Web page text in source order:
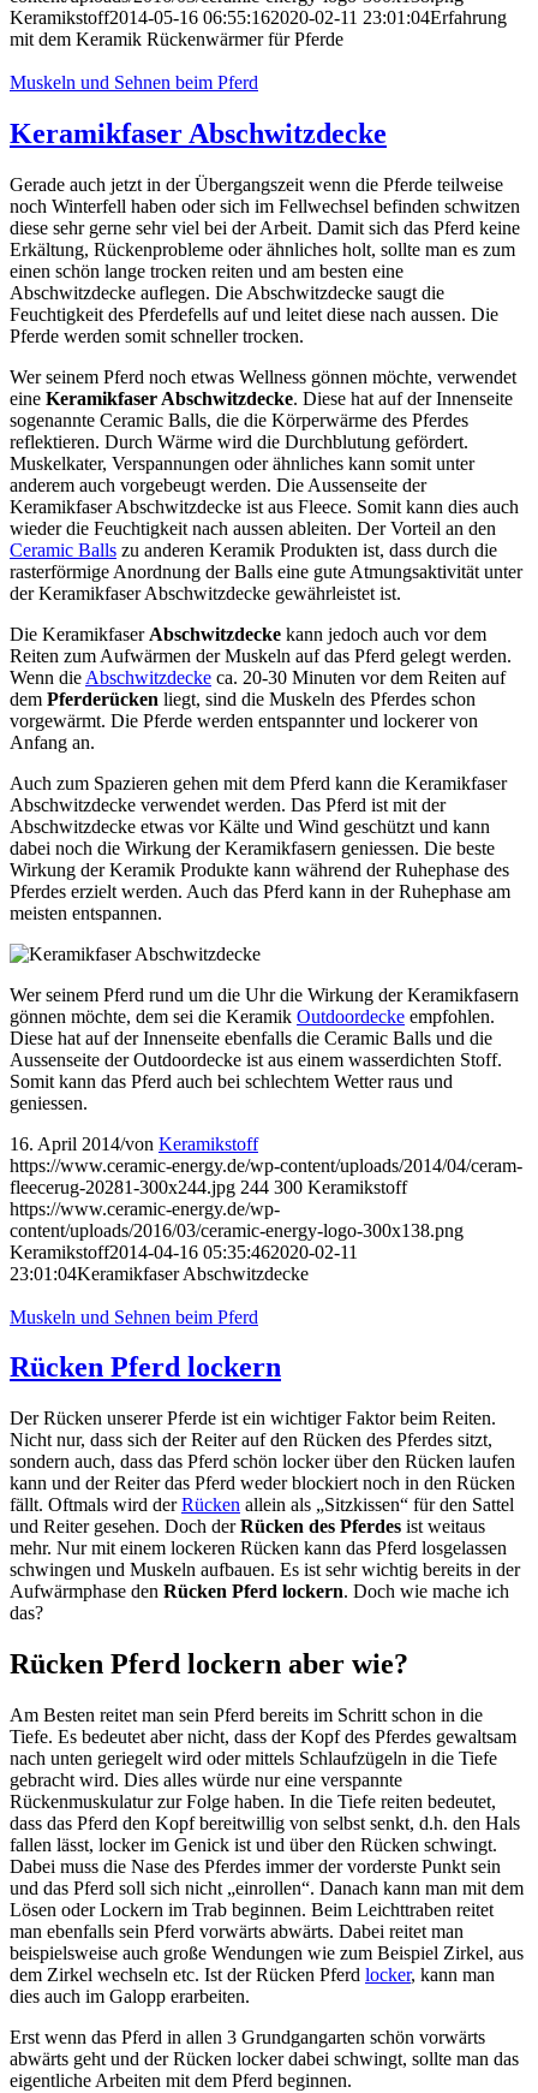
Keramikstoff2014-05-16 06:55:162020-02-11 23:01:04Erfahrung
mit dem Keramik Rückenwärmer für Pferde
Muskeln und Sehnen beim Pferd
Keramikfaser Abschwitzdecke
Gerade auch jetzt in der Übergangszeit wenn die Pferde teilweise
noch Winterfell haben oder sich im Fellwechsel befinden schwitzen
diese sehr gerne sehr viel bei der Arbeit. Damit sich das Pferd keine
Erkältung, Rückenprobleme oder ähnliches holt, sollte man es zum
einen schön lange trocken reiten und am besten eine
Abschwitzdecke auflegen. Die Abschwitzdecke saugt die
Feuchtigkeit des Pferdefells auf und leitet diese nach aussen. Die
Pferde werden somit schneller trocken.
Wer seinem Pferd noch etwas Wellness gönnen möchte, verwendet
eine Keramikfaser Abschwitzdecke. Diese hat auf der Innenseite
sogenannte Ceramic Balls, die die Körperwärme des Pferdes
reflektieren. Durch Wärme wird die Durchblutung gefördert.
Muskelkater, Verspannungen oder ähnliches kann somit unter
anderem auch vorgebeugt werden. Die Aussenseite der
Keramikfaser Abschwitzdecke ist aus Fleece. Somit kann dies auch
wieder die Feuchtigkeit nach aussen ableiten. Der Vorteil an den
Ceramic Balls zu anderen Keramik Produkten ist, dass durch die
rasterförmige Anordnung der Balls eine gute Atmungsaktivität unter
der Keramikfaser Abschwitzdecke gewährleistet ist.
Die Keramikfaser Abschwitzdecke kann jedoch auch vor dem
Reiten zum Aufwärmen der Muskeln auf das Pferd gelegt werden.
Wenn die Abschwitzdecke ca. 20-30 Minuten vor dem Reiten auf
dem Pferderücken liegt, sind die Muskeln des Pferdes schon
vorgewärmt. Die Pferde werden entspannter und lockerer von
Anfang an.
Auch zum Spazieren gehen mit dem Pferd kann die Keramikfaser
Abschwitzdecke verwendet werden. Das Pferd ist mit der
Abschwitzdecke etwas vor Kälte und Wind geschützt und kann
dabei noch die Wirkung der Keramikfasern geniessen. Die beste
Wirkung der Keramik Produkte kann während der Ruhephase des
Pferdes erzielt werden. Auch das Pferd kann in der Ruhephase am
meisten entspannen.
Wer seinem Pferd rund um die Uhr die Wirkung der Keramikfasern
gönnen möchte, dem sei die Keramik Outdoordecke empfohlen.
Diese hat auf der Innenseite ebenfalls die Ceramic Balls und die
Aussenseite der Outdoordecke ist aus einem wasserdichten Stoff.
Somit kann das Pferd auch bei schlechtem Wetter raus und
geniessen.
16. April 2014/von Keramikstoff
https://www.ceramic-energy.de/wp-content/uploads/2014/04/ceram-
fleecerug-20281-300x244.jpg 244 300 Keramikstoff
https://www.ceramic-energy.de/wp-
content/uploads/2016/03/ceramic-energy-logo-300x138.png
Keramikstoff2014-04-16 05:35:462020-02-11
23:01:04Keramikfaser Abschwitzdecke
Muskeln und Sehnen beim Pferd
Rücken Pferd lockern
Der Rücken unserer Pferde ist ein wichtiger Faktor beim Reiten.
Nicht nur, dass sich der Reiter auf den Rücken des Pferdes sitzt,
sondern auch, dass das Pferd schön locker über den Rücken laufen
kann und der Reiter das Pferd weder blockiert noch in den Rücken
fällt. Oftmals wird derRücken allein als „Sitzkissen“ für den Sattel
und Reiter gesehen. Doch derRücken des Pferdes ist weitaus
mehr. Nur mit einem lockeren Rücken kann das Pferd losgelassen
schwingen und Muskeln aufbauen. Es ist sehr wichtig bereits in der
Aufwärmphase den Rücken Pferd lockern. Doch wie mache ich
das?
Rücken Pferd lockern aber wie?
Am Besten reitet man sein Pferd bereits im Schritt schon in die
Tiefe. Es bedeutet aber nicht, dass der Kopf des Pferdes gewaltsam
nach unten geriegelt wird oder mittels Schlaufzügeln in die Tiefe
gebracht wird. Dies alles würde nur eine verspannte
Rückenmuskulatur zur Folge haben. In die Tiefe reiten bedeutet,
dass das Pferd den Kopf bereitwillig von selbst senkt, d.h. den Hals
fallen lässt, locker im Genick ist und über den Rücken schwingt.
Dabei muss die Nase des Pferdes immer der vorderste Punkt sein
und das Pferd soll sich nicht „einrollen“. Danach kann man mit dem
Lösen oder Lockern im Trab beginnen. Beim Leichttraben reitet
man ebenfalls sein Pferd vorwärts abwärts. Dabei reitet man
beispielsweise auch große Wendungen wie zum Beispiel Zirkel, aus
dem Zirkel wechseln etc. Ist der Rücken Pferd locker, kann man
dies auch im Galopp erarbeiten.
Erst wenn das Pferd in allen 3 Grundgangarten schön vorwärts
abwärts geht und der Rücken locker dabei schwingt, sollte man das
eigentliche Arbeiten mit dem Pferd beginnen.